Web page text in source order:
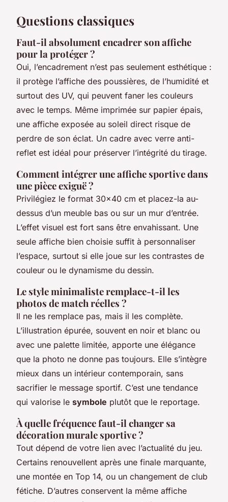
Questions classiques
Faut-il absolument encadrer son affiche
pour la protéger ?
Oui, l’encadrement n’est pas seulement esthétique :
il protège l’affiche des poussières, de l’humidité et
surtout des UV, qui peuvent faner les couleurs
avec le temps. Même imprimée sur papier épais,
une affiche exposée au soleil direct risque de
perdre de son éclat. Un cadre avec verre anti-
reflet est idéal pour préserver l’intégrité du tirage.
Comment intégrer une affiche sportive dans
une pièce exiguë ?
Privilégiez le format 30x40 cm et placez-la au-
dessus d’un meuble bas ou sur un mur d’entrée.
L’effet visuel est fort sans être envahissant. Une
seule affiche bien choisie suffit à personnaliser
l’espace, surtout si elle joue sur les contrastes de
couleur ou le dynamisme du dessin.
Le style minimaliste remplace-t-il les
photos de match réelles ?
Il ne les remplace pas, mais il les complète.
L’illustration épurée, souvent en noir et blanc ou
avec une palette limitée, apporte une élégance
que la photo ne donne pas toujours. Elle s’intègre
mieux dans un intérieur contemporain, sans
sacrifier le message sportif. C’est une tendance
qui valorise le symbole plutôt que le reportage.
À quelle fréquence faut-il changer sa
décoration murale sportive ?
Tout dépend de votre lien avec l’actualité du jeu.
Certains renouvellent après une finale marquante,
une montée en Top 14, ou un changement de club
fétiche. D’autres conservent la même affiche